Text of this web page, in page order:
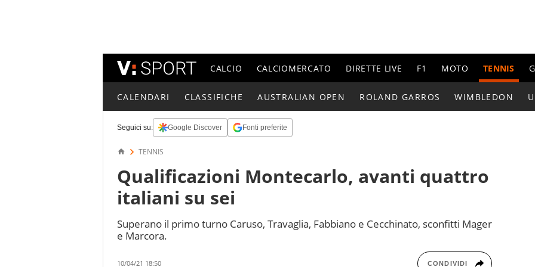
CALCIO CALCIOMERCATO DIRETTE LIVE F1 MOTO TENNIS
CALENDARI CLASSIFICHE AUSTRALIAN OPEN ROLAND GARROS WIMBLEDON
Seguici su: Google Discover Fonti preferite
TENNIS
Qualificazioni Montecarlo, avanti quattro
italiani su sei
Superano il primo turno Caruso, Travaglia, Fabbiano e Cecchinato, sconfitti Mager
e Marcora.
10/04/21 18:50 CONDIVIDI